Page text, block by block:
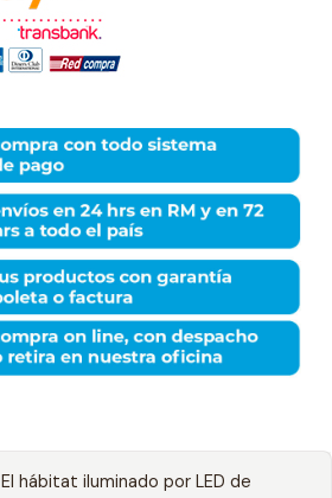
El hábitat iluminado por LED de